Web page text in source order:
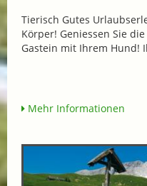
Tierisch Gutes
Körper! Geniessen Sie
Gastein mit Ihrem Hund!
Mehr Informationen